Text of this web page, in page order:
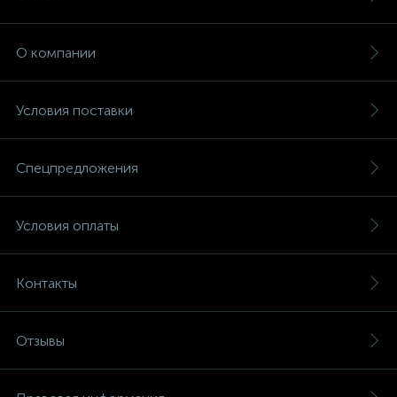
О компании
Условия поставки
Спецпредложения
Условия оплаты
Контакты
Отзывы